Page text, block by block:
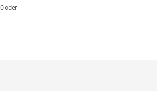
oder